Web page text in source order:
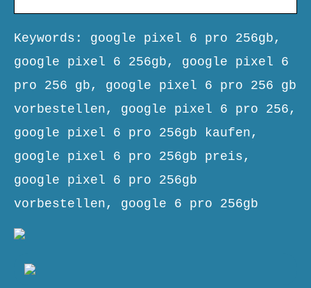
Keywords: google pixel 6 pro 256gb,
google pixel 6 256gb, google pixel 6
pro 256 gb, google pixel 6 pro 256 gb
vorbestellen, google pixel 6 pro 256,
google pixel 6 pro 256gb kaufen,
google pixel 6 pro 256gb preis,
google pixel 6 pro 256gb
vorbestellen, google 6 pro 256gb